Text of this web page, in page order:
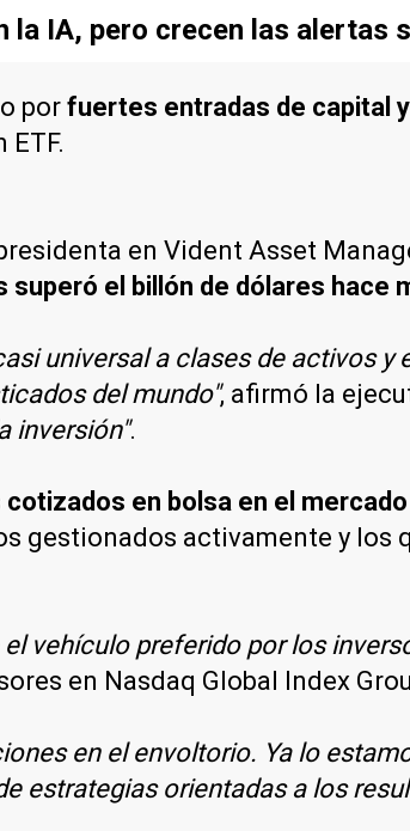
IA, pero crecen las alertas
por fuertes entradas de capital
ETF.
en Vident Asset
superó el billón de dólares hace
universal a clases de activos
del mundo", afirmó la
inversión".
en bolsa en el
gestionados activamente y los
vehículo preferido por los
en Nasdaq Global Index
en el envoltorio. Ya lo
estrategias orientadas a los